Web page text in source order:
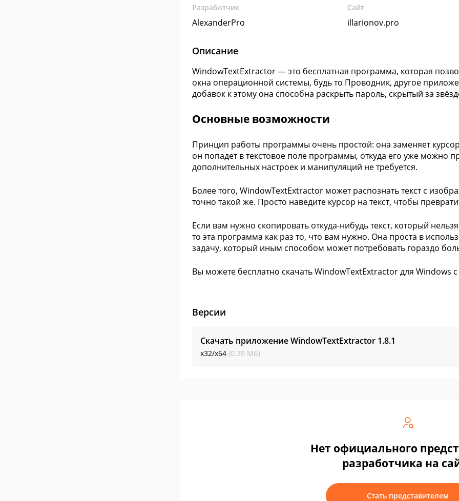
Разработчик
AlexanderPro
Сайт
illarionov.pro
Описание
WindowTextExtractor — это бесплатная программа, которая
окна операционной системы, будь то Проводник, другое
добавок к этому она способна раскрыть пароль, скрытый за
Основные возможности
Принцип работы программы очень простой: она заменяет
он попадет в текстовое поле программы, откуда его уже можно
дополнительных настроек и манипуляций не требуется.
Более того, WindowTextExtractor может распознать текст с
точно такой же. Просто наведите курсор на текст, чтобы
Если вам нужно скопировать откуда-нибудь текст, который
то эта программа как раз то, что вам нужно. Она проста в
задачу, который иным способом может потребовать гораздо
Вы можете бесплатно скачать WindowTextExtractor для Windows с
Версии
Скачать приложение WindowTextExtractor 1.8.1
x32/x64 (0.39 МБ)
Нет официального
разработчика на
Стать представителем